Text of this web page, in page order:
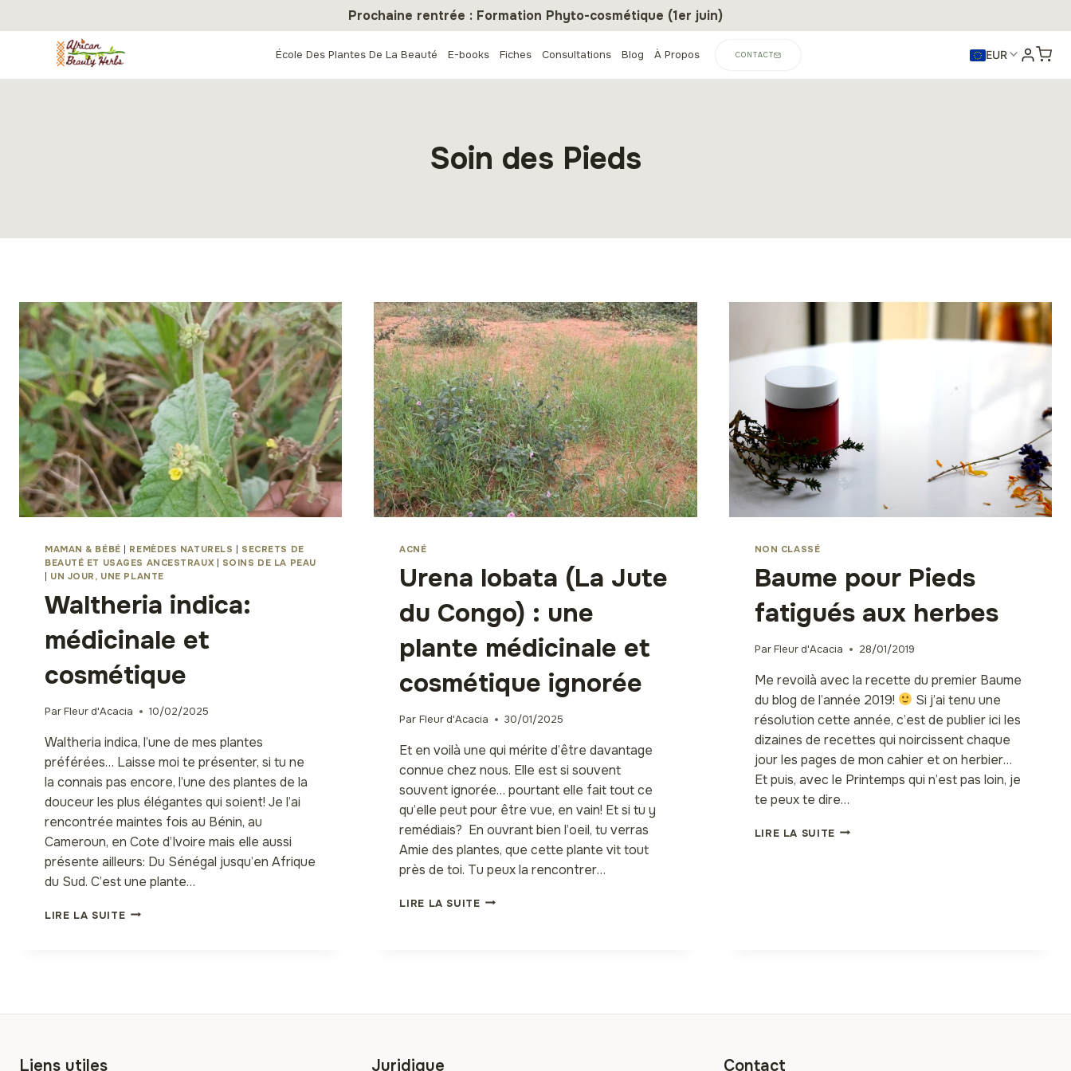
au
Prochaine rentrée : Formation Phyto-cosmétique (1er juin)
École Des Plantes De La Beauté E-books Fiches Consultations Blog À Propos CONTACT EUR
Soin des Pieds
MAMAN & BÉBÉ REMÈDES NATURELS
SECRETS DE
BEAUTÉ ET USAGES ANCESTRAUX
SOINS DE LA PEAU
UN JOUR, UNE PLANTE
Waltheria indica:
médicinale et
cosmétique
ParFleur d'Acacia 10/02/2025
Waltheria indica, l’une de mes plantes
préférées… Laisse moi te présenter, si tu ne
la connais pas encore, l’une des plantes de la
douceur les plus élégantes qui soient! Je l’ai
rencontrée maintes fois au Bénin, au
Cameroun, en Cote d’Ivoire mais elle aussi
présente ailleurs: Du Sénégal jusqu’en Afrique
du Sud. C’est une plante…
LIRE LA SUITEWALTHERIA
ACNÉ
Urena lobata (La Jute
du Congo) : une
plante médicinale et
cosmétique ignorée
Par Fleur d'Acacia 30/01/2025
Et en voilà une qui mérite d’être davantage
connue chez nous. Elle est si souvent
souvent ignorée… pourtant elle fait tout ce
qu’elle peut pour être vue, en vain! Et si tu y
remédiais? En ouvrant bien l’oeil, tu verras
Amie des plantes, que cette plante vit tout
près de toi. Tu peux la rencontrer…
LIRE LA SUITEURENA
UNE
NON CLASSÉ
Baume pour Pieds
fatigués aux herbes
Par Fleur d'Acacia 28/01/2019
Me revoilà avec la recette du premier Baume
du blog de l’année 2019!
Si j’ai tenu une
résolution cette année, c’est de publier ici les
dizaines de recettes qui noircissent chaque
jour les pages de mon cahier et on herbier…
Et puis, avec le Printemps qui n’est pas loin, je
te peux te dire…
LIRE LA SUITEBAUME
Liens utiles Juridique Contact